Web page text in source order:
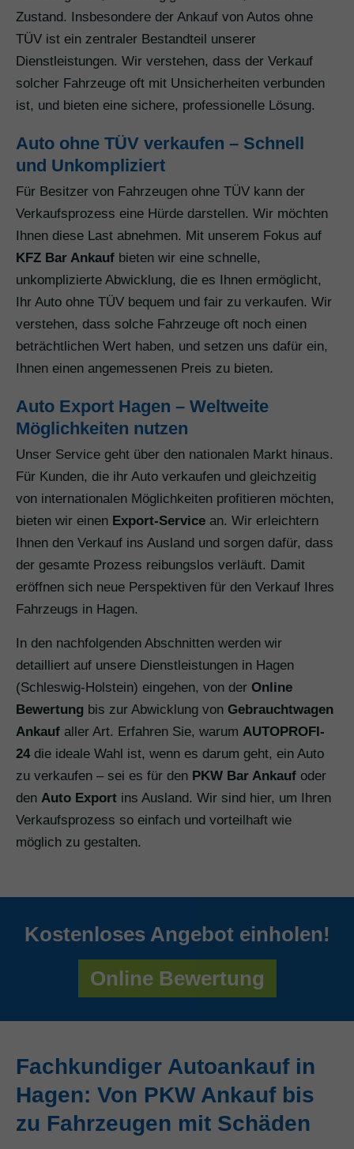
Zustand. Insbesondere der Ankauf von Autos ohne
TÜV ist ein zentraler Bestandteil unserer
Dienstleistungen. Wir verstehen, dass der Verkauf
solcher Fahrzeuge oft mit Unsicherheiten verbunden
ist, und bieten eine sichere, professionelle Lösung.
Auto ohne TÜV verkaufen – Schnell
und Unkompliziert
Für Besitzer von Fahrzeugen ohne TÜV kann der
Verkaufsprozess eine Hürde darstellen. Wir möchten
Ihnen diese Last abnehmen. Mit unserem Fokus auf
KFZ Bar Ankauf bieten wir eine schnelle,
unkomplizierte Abwicklung, die es Ihnen ermöglicht,
Ihr Auto ohne TÜV bequem und fair zu verkaufen. Wir
verstehen, dass solche Fahrzeuge oft noch einen
beträchtlichen Wert haben, und setzen uns dafür ein,
Ihnen einen angemessenen Preis zu bieten.
Auto Export Hagen – Weltweite
Möglichkeiten nutzen
Unser Service geht über den nationalen Markt hinaus.
Für Kunden, die ihr Auto verkaufen und gleichzeitig
von internationalen Möglichkeiten profitieren möchten,
bieten wir einen Export-Service an. Wir erleichtern
Ihnen den Verkauf ins Ausland und sorgen dafür, dass
der gesamte Prozess reibungslos verläuft. Damit
eröffnen sich neue Perspektiven für den Verkauf Ihres
Fahrzeugs in Hagen.
In den nachfolgenden Abschnitten werden wir
detailliert auf unsere Dienstleistungen in Hagen
(Schleswig-Holstein) eingehen, von der Online
Bewertung bis zur Abwicklung von Gebrauchtwagen
Ankauf aller Art. Erfahren Sie, warum AUTOPROFI-
24die ideale Wahl ist, wenn es darum geht, ein Auto
zu verkaufen – sei es für den PKW Bar Ankauf oder
den Auto Export ins Ausland. Wir sind hier, um Ihren
Verkaufsprozess so einfach und vorteilhaft wie
möglich zu gestalten.
Kostenloses Angebot einholen!
Online Bewertung
Fachkundiger Autoankauf in
Hagen: Von PKW Ankauf bis
zu Fahrzeugen mit Schäden